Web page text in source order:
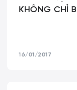
KHÔNG CHỈ
16/01/2017